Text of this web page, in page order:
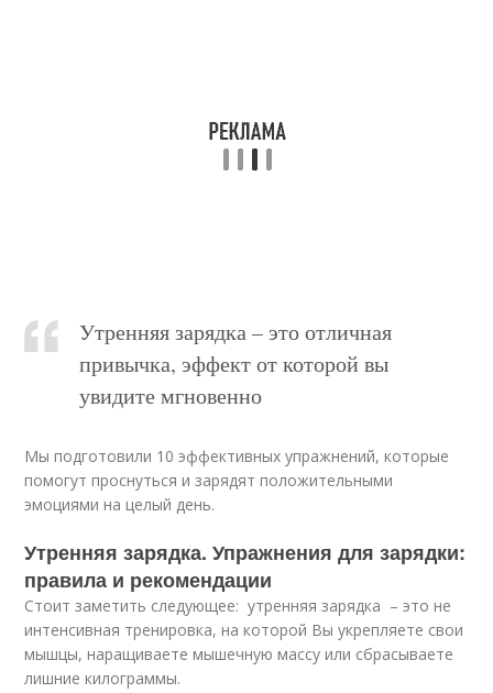
Утренняя зарядка – это отличная
привычка, эффект от которой вы
увидите мгновенно
Мы подготовили 10 эффективных упражнений, которые
помогут проснуться и зарядят положительными
эмоциями на целый день.
Утренняя зарядка. Упражнения для зарядки:
правила и рекомендации
Стоит заметить следующее: утренняя зарядка – это не
интенсивная тренировка, на которой Вы укрепляете свои
мышцы, наращиваете мышечную массу или сбрасываете
лишние килограммы.